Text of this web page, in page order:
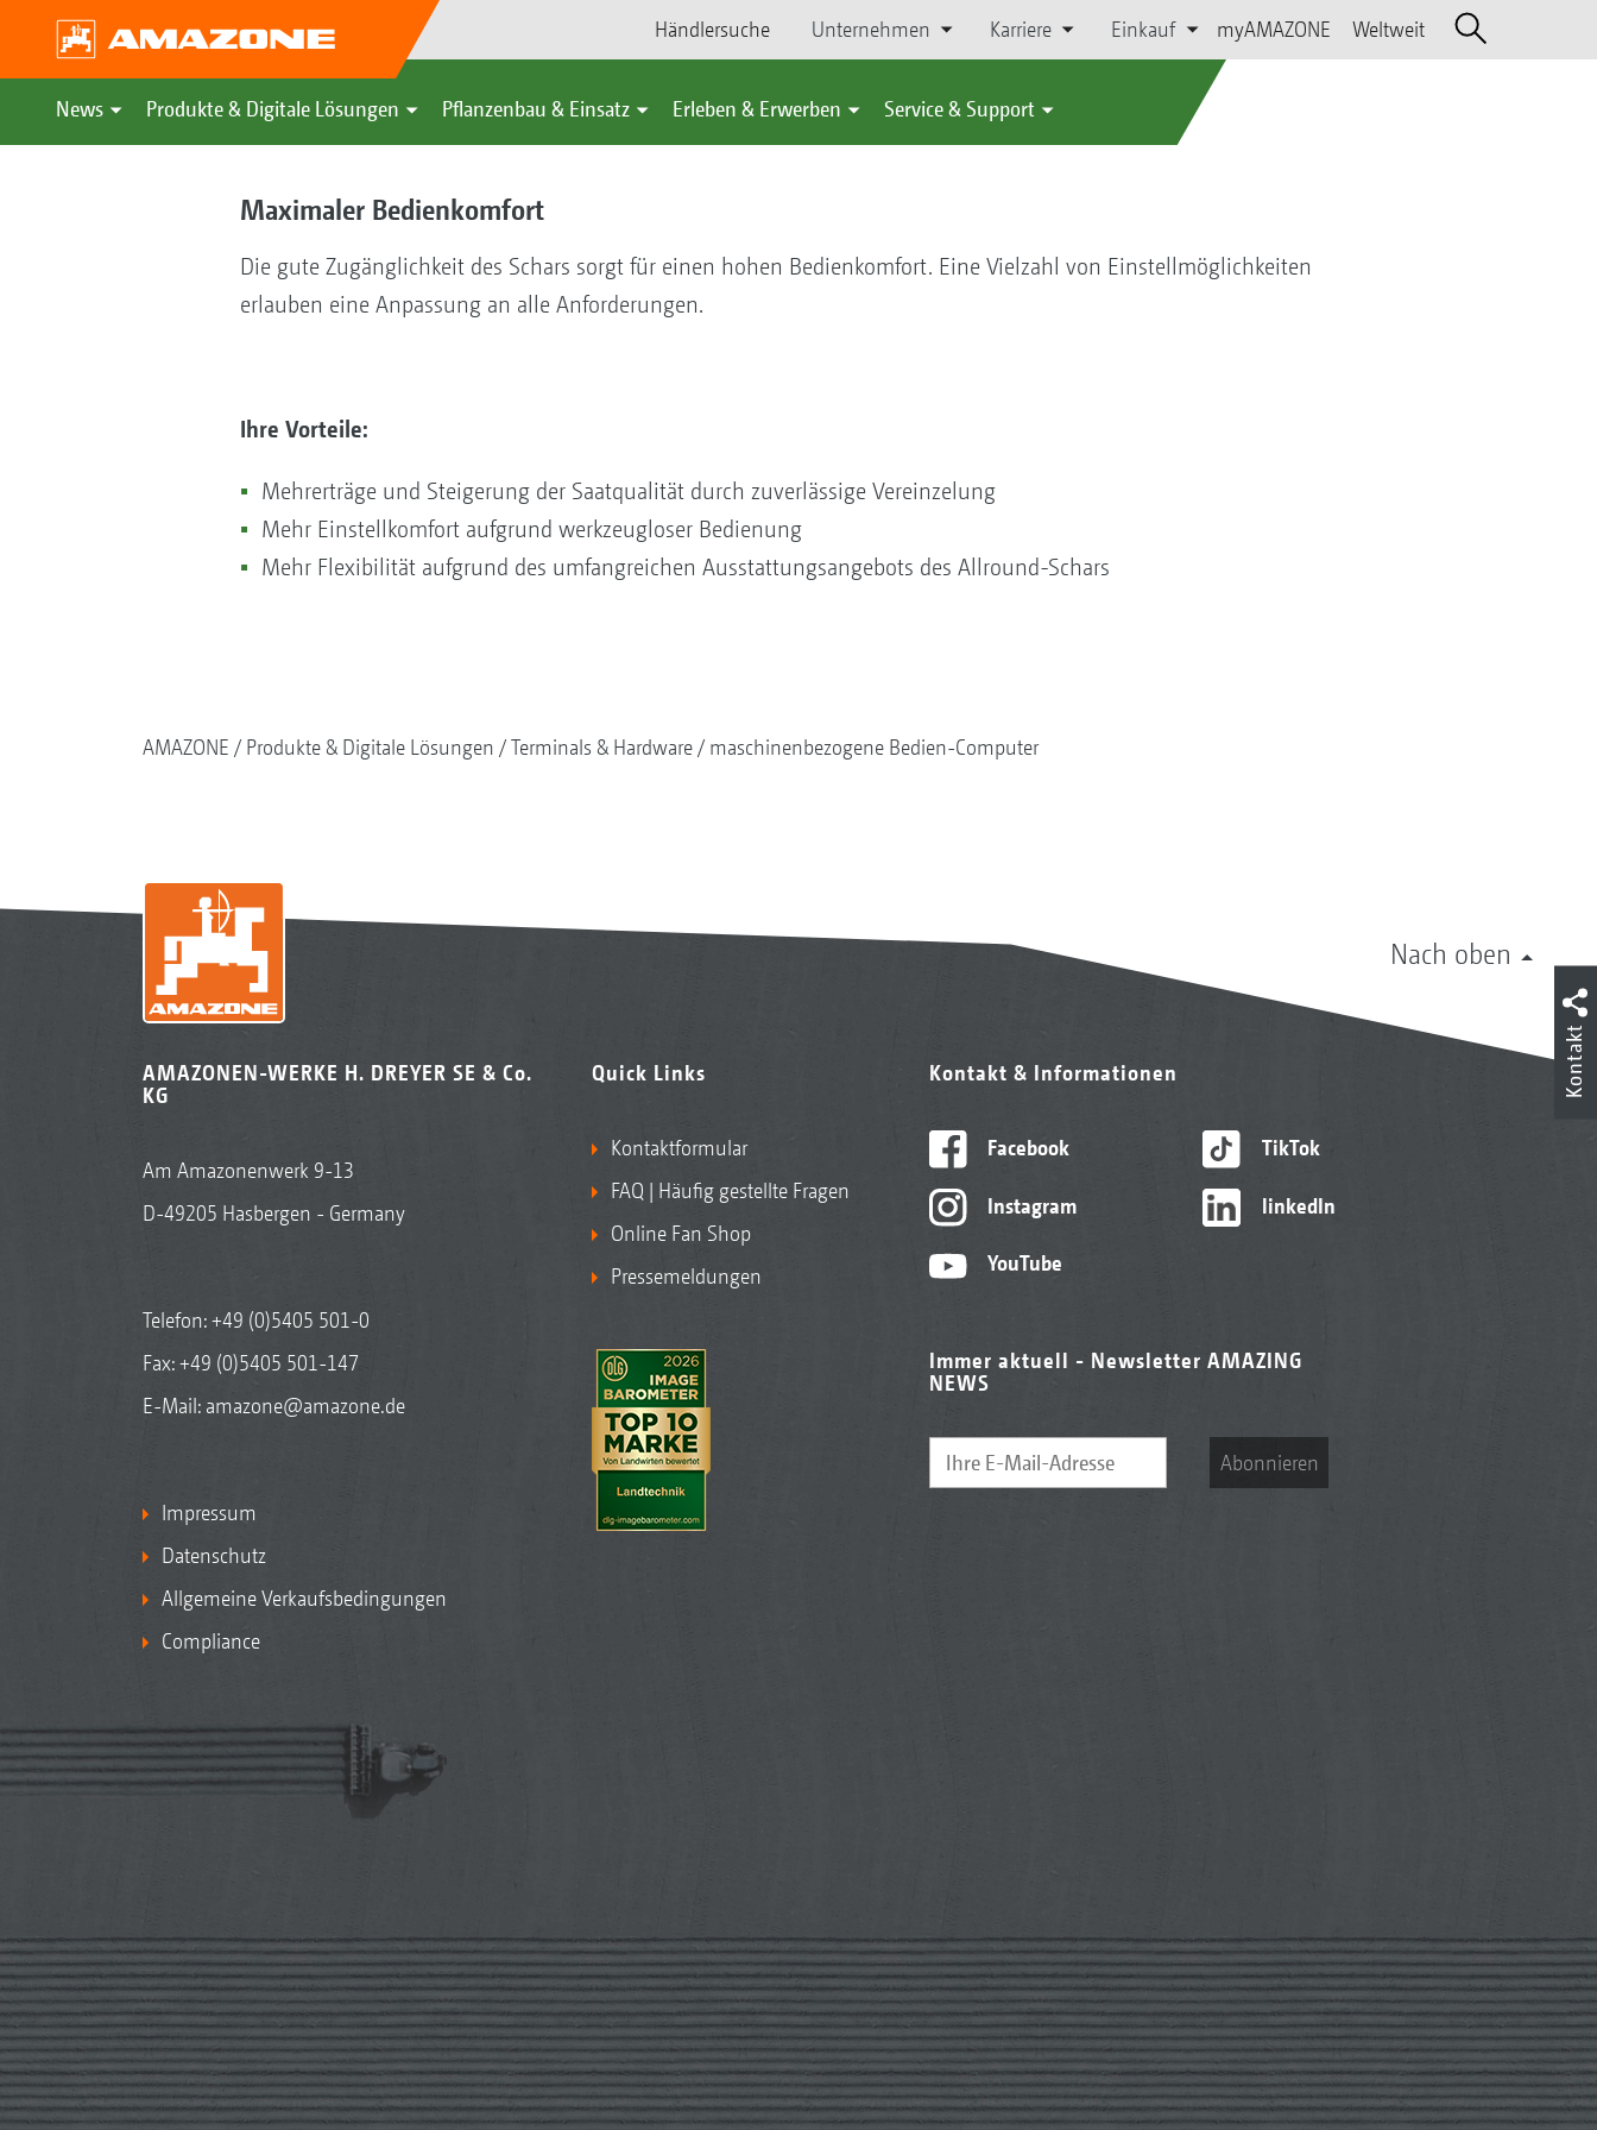
Händlersuche Unternehmen Karriere Einkauf myAMAZONE Weltweit
News Produkte & Digitale Lösungen Pflanzenbau & Einsatz Erleben & Erwerben Service & Support
Maximaler Bedienkomfort
Die gute Zugänglichkeit des Schars sorgt für einen hohen Bedienkomfort. Eine Vielzahl von Einstellmöglichkeiten
erlauben eine Anpassung an alle Anforderungen.
Ihre Vorteile:
Mehrerträge und Steigerung der Saatqualität durch zuverlässige Vereinzelung
Mehr Einstellkomfort aufgrund werkzeugloser Bedienung
Mehr Flexibilität aufgrund des umfangreichen Ausstattungsangebots des Allround-Schars
AMAZONE Produkte & Digitale Lösungen Terminals & Hardware maschinenbezogene Bedien-Computer
Nach oben
AMAZONEN-WERKE H. DREYER SE & Co.
KG
Am Amazonenwerk 9-13
D-49205 Hasbergen - Germany
Telefon:+49 (0)5405 501-0
Fax: +49 (0)5405 501-147
E-Mail: amazone@amazone.de
Impressum
Datenschutz
Allgemeine Verkaufsbedingungen
Compliance
Quick Links
Kontaktformular
FAQ | Häufig gestellte Fragen
Online Fan Shop
Pressemeldungen
Kontakt & Informationen
Facebook
Instagram
YouTube
TikTok
linkedIn
Immer aktuell - Newsletter AMAZING
NEWS
Abonnieren
Kontakt